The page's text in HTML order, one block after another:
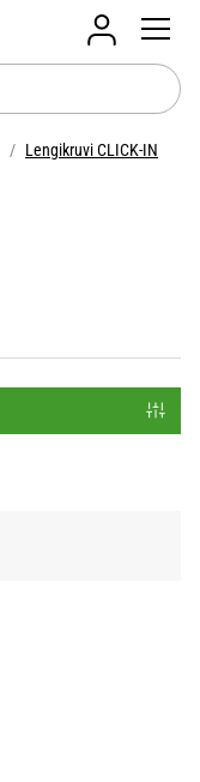
Login
Lengikruvi CLICK-IN